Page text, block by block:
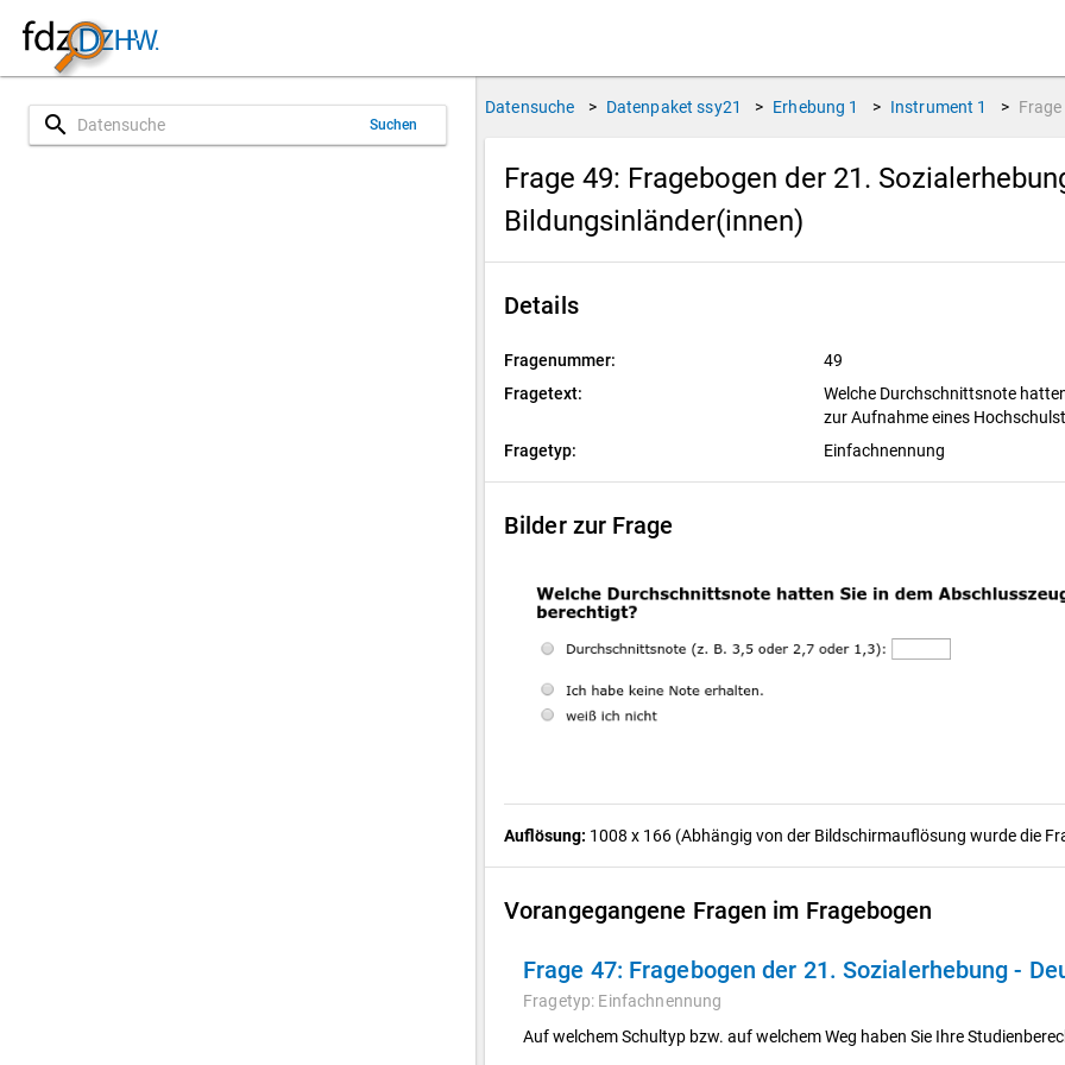
search Suchen
Datensuche > Datenpaket ssy21 > Erhebung 1 > Instrument 1 > Frage
Frage 49: Fragebogen der 21.
Bildungsinländer(innen)
Details
Fragenummer:
49
Fragetext:
Welche Durchschnittsnote
zur Aufnahme eines
Fragetyp:
Einfachnennung
Bilder zur Frage
Auflösung: 1008 x 166 (Abhängig von der Bildschirmauflösung wurde die
Vorangegangene Fragen im Fragebogen
Frage 47: Fragebogen der 21. Sozialerhebung -
Fragetyp: Einfachnennung
Auf welchem Schultyp bzw. auf welchem Weg haben Sie Ihre